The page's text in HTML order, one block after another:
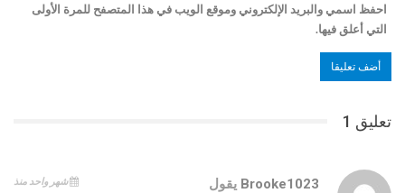
احفظ اسمي والبريد الإلكتروني وموقع الويب في هذا المتصفح للمرة الأولى
التي أعلق فيها.
تعليق 1
Brooke1023 يقول شهر واحد منذ